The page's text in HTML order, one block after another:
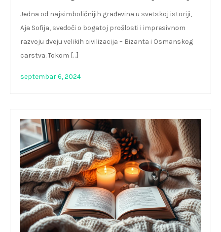
Jedna od najsimboličnijih građevina u svetskoj istoriji,
Aja Sofija, svedoči o bogatoj prošlosti i impresivnom
razvoju dveju velikih civilizacija – Bizanta i Osmanskog
carstva. Tokom […]
septembar 6, 2024